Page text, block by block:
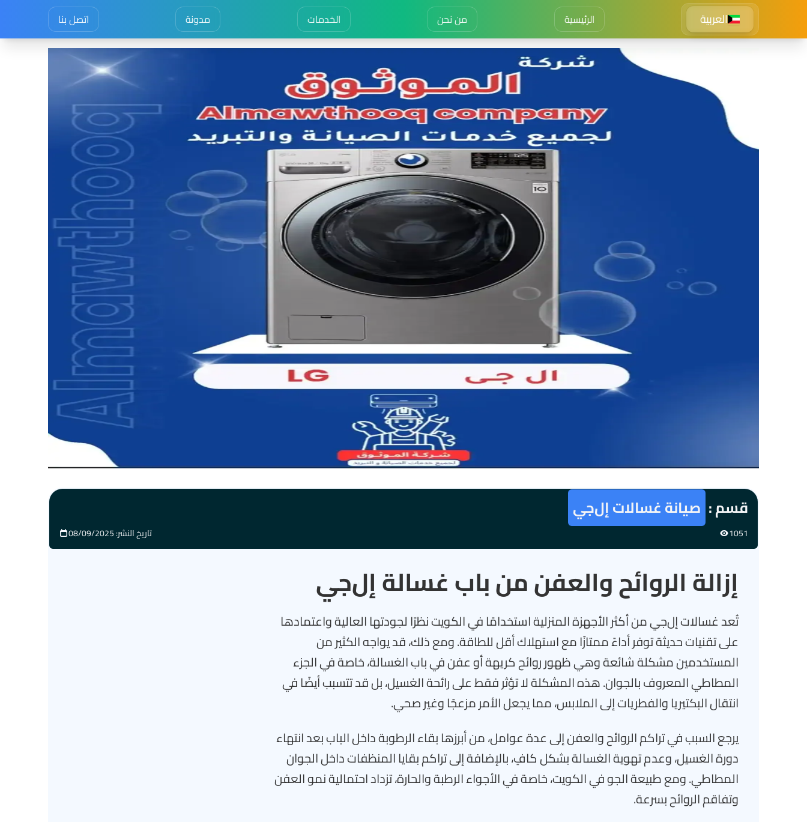
العربية الرئيسية من نحن الخدمات مدونة اتصل بنا
قسم : صيانة غسالات إل‌جي
1051 تاريخ النشر: 08/09/2025
إزالة الروائح والعفن من باب غسالة إل‌جي
تُعد غسالات إل‌جي من أكثر الأجهزة المنزلية استخدامًا في الكويت نظرًا لجودتها العالية واعتمادها
على تقنيات حديثة توفر أداءً ممتازًا مع استهلاك أقل للطاقة. ومع ذلك، قد يواجه الكثير من
المستخدمين مشكلة شائعة وهي ظهور روائح كريهة أو عفن في باب الغسالة، خاصة في الجزء
المطاطي المعروف بالجوان. هذه المشكلة لا تؤثر فقط على رائحة الغسيل، بل قد تتسبب أيضًا في
انتقال البكتيريا والفطريات إلى الملابس، مما يجعل الأمر مزعجًا وغير صحي.
يرجع السبب في تراكم الروائح والعفن إلى عدة عوامل، من أبرزها بقاء الرطوبة داخل الباب بعد انتهاء
دورة الغسيل، وعدم تهوية الغسالة بشكل كافٍ، بالإضافة إلى تراكم بقايا المنظفات داخل الجوان
المطاطي. ومع طبيعة الجو في الكويت، خاصة في الأجواء الرطبة والحارة، تزداد احتمالية نمو العفن
وتفاقم الروائح بسرعة.